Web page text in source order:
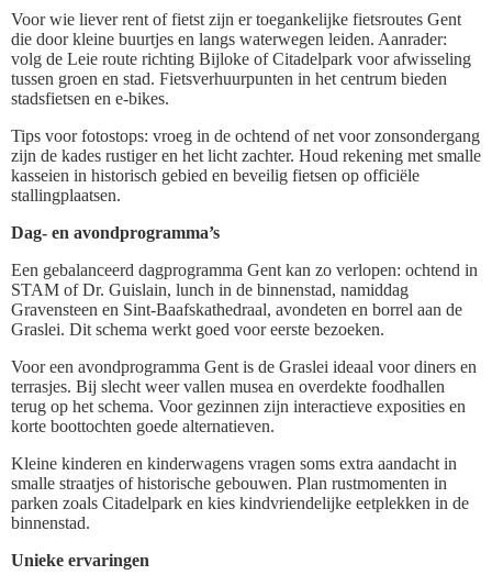
Voor wie liever rent of fietst zijn er toegankelijke fietsroutes Gent
die door kleine buurtjes en langs waterwegen leiden. Aanrader:
volg de Leie route richting Bijloke of Citadelpark voor afwisseling
tussen groen en stad. Fietsverhuurpunten in het centrum bieden
stadsfietsen en e-bikes.
Tips voor fotostops: vroeg in de ochtend of net voor zonsondergang
zijn de kades rustiger en het licht zachter. Houd rekening met smalle
kasseien in historisch gebied en beveilig fietsen op officiële
stallingplaatsen.
Dag- en avondprogramma’s
Een gebalanceerd dagprogramma Gent kan zo verlopen: ochtend in
STAM of Dr. Guislain, lunch in de binnenstad, namiddag
Gravensteen en Sint-Baafskathedraal, avondeten en borrel aan de
Graslei. Dit schema werkt goed voor eerste bezoeken.
Voor een avondprogramma Gent is de Graslei ideaal voor diners en
terrasjes. Bij slecht weer vallen musea en overdekte foodhallen
terug op het schema. Voor gezinnen zijn interactieve exposities en
korte boottochten goede alternatieven.
Kleine kinderen en kinderwagens vragen soms extra aandacht in
smalle straatjes of historische gebouwen. Plan rustmomenten in
parken zoals Citadelpark en kies kindvriendelijke eetplekken in de
binnenstad.
Unieke ervaringen